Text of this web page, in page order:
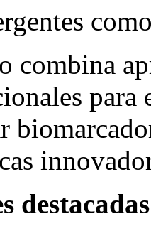
combina
destacadas